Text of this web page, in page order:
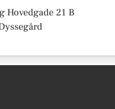
Hovedgade 21 B